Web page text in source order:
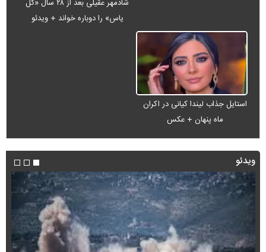
شادمهر عقیلی بعد از ۲۸ سال «گل
یاس» را دوباره خواند + ویدئو
استایل جذاب لیندا کیانی در اکران
ماه پنهان + عکس
ویدئو